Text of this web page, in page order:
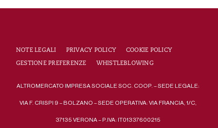
NOTE LEGALI PRIVACY POLICY COOKIE POLICY
GESTIONE PREFERENZE WHISTLEBLOWING
ALTROMERCATO IMPRESA SOCIALE SOC. COOP. – SEDE LEGALE:
VIA F. CRISPI 9 – BOLZANO – SEDE OPERATIVA: VIA FRANCIA, 1/C,
37135 VERONA – P.IVA: IT01337600215